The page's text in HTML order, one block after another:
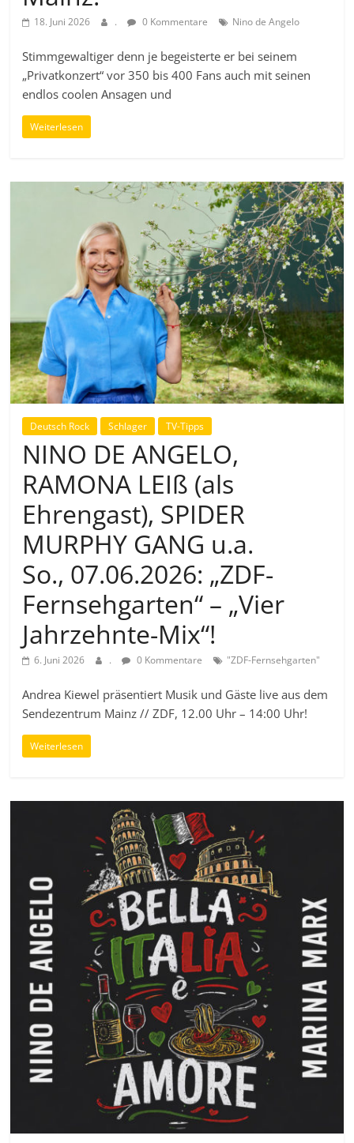
18. Juni 2026 . 0 Kommentare Nino de Angelo
Stimmgewaltiger denn je begeisterte er bei seinem
„Privatkonzert“ vor 350 bis 400 Fans auch mit seinen
endlos coolen Ansagen und
Weiterlesen
Deutsch Rock Schlager TV-Tipps
NINO DE ANGELO,
RAMONA LEIß (als
Ehrengast), SPIDER
MURPHY GANG u.a.
So., 07.06.2026: „ZDF-
Fernsehgarten“ – „Vier
Jahrzehnte-Mix“!
6. Juni 2026 . 0 Kommentare "ZDF-Fernsehgarten"
Andrea Kiewel präsentiert Musik und Gäste live aus dem
Sendezentrum Mainz // ZDF, 12.00 Uhr – 14:00 Uhr!
Weiterlesen